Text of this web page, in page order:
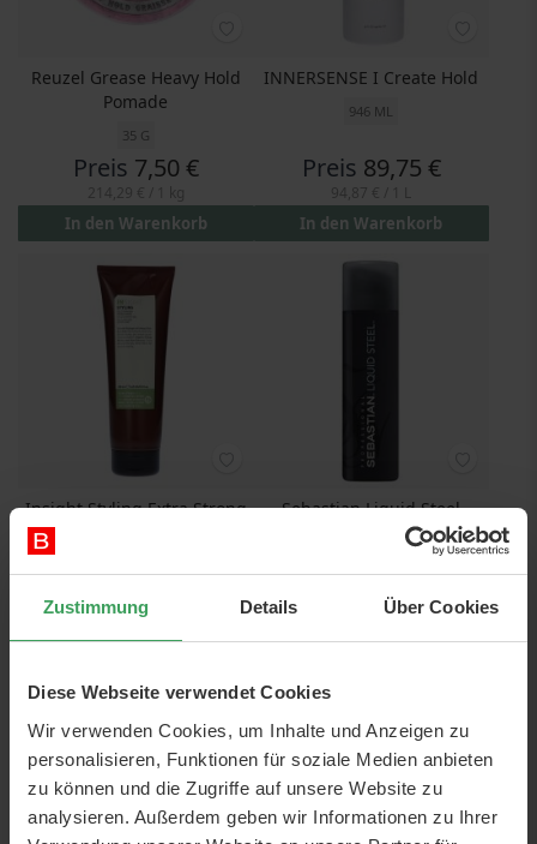
Zustimmung Details Über Cookies
Diese Webseite verwendet Cookies
Wir verwenden Cookies, um Inhalte und Anzeigen zu
personalisieren, Funktionen für soziale Medien anbieten
zu können und die Zugriffe auf unsere Website zu
analysieren. Außerdem geben wir Informationen zu Ihrer
Reuzel Grease Heavy Hold
Pomade
35 G
Preis 7,50 €
In den Warenkorb
INNERSENSE I Create Hold
946 ML
Preis 89,75 €
In den Warenkorb
Insight Styling Extra Strong
Preis 18,25 €
Sebastian Liquid Steel
Vorheriger Preis21,50 €
Preis
17,50 €
NUR WENIGE AM LAGER